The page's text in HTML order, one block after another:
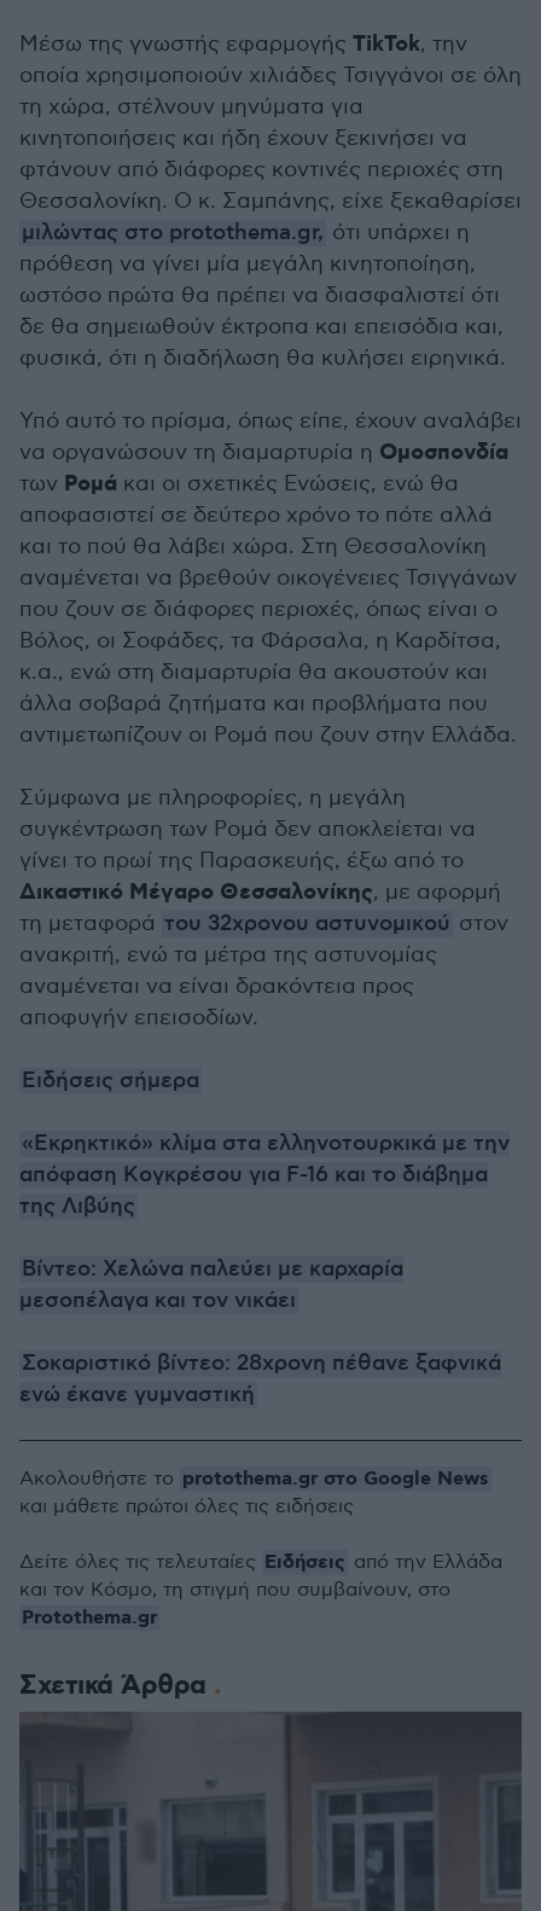
Μέσω της γνωστής εφαρμογής TikTok, την
οποία χρησιμοποιούν χιλιάδες Τσιγγάνοι σε όλη
τη χώρα, στέλνουν μηνύματα για
κινητοποιήσεις και ήδη έχουν ξεκινήσει να
φτάνουν από διάφορες κοντινές περιοχές στη
Θεσσαλονίκη. Ο κ. Σαμπάνης, είχε ξεκαθαρίσει
μιλώντας στο protothema.gr, ότι υπάρχει η
πρόθεση να γίνει μία μεγάλη κινητοποίηση,
ωστόσο πρώτα θα πρέπει να διασφαλιστεί ότι
δε θα σημειωθούν έκτροπα και επεισόδια και,
φυσικά, ότι η διαδήλωση θα κυλήσει ειρηνικά.
Υπό αυτό το πρίσμα, όπως είπε, έχουν αναλάβει
να οργανώσουν τη διαμαρτυρία η Ομοσπονδία
των Ρομά και οι σχετικές Ενώσεις, ενώ θα
αποφασιστεί σε δεύτερο χρόνο το πότε αλλά
και το πού θα λάβει χώρα. Στη Θεσσαλονίκη
αναμένεται να βρεθούν οικογένειες Τσιγγάνων
που ζουν σε διάφορες περιοχές, όπως είναι ο
Βόλος, οι Σοφάδες, τα Φάρσαλα, η Καρδίτσα,
κ.α., ενώ στη διαμαρτυρία θα ακουστούν και
άλλα σοβαρά ζητήματα και προβλήματα που
αντιμετωπίζουν οι Ρομά που ζουν στην Ελλάδα.
Σύμφωνα με πληροφορίες, η μεγάλη
συγκέντρωση των Ρομά δεν αποκλείεται να
γίνει το πρωί της Παρασκευής, έξω από το
Δικαστικό Μέγαρο Θεσσαλονίκης, με αφορμή
τη μεταφορά του 32χρονου αστυνομικού στον
ανακριτή, ενώ τα μέτρα της αστυνομίας
αναμένεται να είναι δρακόντεια προς
αποφυγήν επεισοδίων.
Ειδήσεις σήμερα
«Εκρηκτικό» κλίμα στα ελληνοτουρκικά με την
απόφαση Kογκρέσου για F-16 και το διάβημα
της Λιβύης
Βίντεο: Χελώνα παλεύει με καρχαρία
μεσοπέλαγα και τον νικάει
Σοκαριστικό βίντεο: 28χρονη πέθανε ξαφνικά
ενώ έκανε γυμναστική
Σχετικά Άρθρα
Ακολουθήστε το protothema.gr στο Google News
και μάθετε πρώτοι όλες τις ειδήσεις
Δείτε όλες τις τελευταίες Ειδήσεις από την Ελλάδα
και τον Κόσμο, τη στιγμή που συμβαίνουν, στο
Protothema.gr